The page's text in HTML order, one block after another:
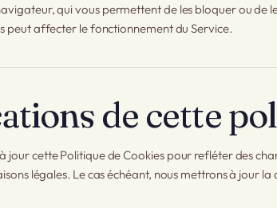
qui vous permettent de les bloquer ou de
peut affecter le fonctionnement du Service.
de cette
jour cette Politique de Cookies pour refléter des
légales. Le cas échéant, nous mettrons à jour